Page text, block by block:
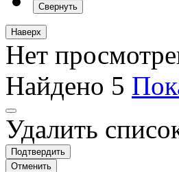
Свернуть
Наверх
Нет
Найдено 5
Удалить
Подтвердить
Отменить